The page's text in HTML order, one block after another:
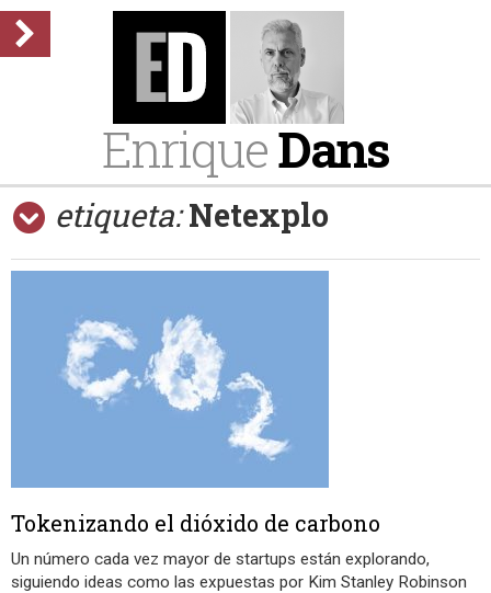
EnriqueDans
etiqueta: Netexplo
Tokenizando el dióxido de carbono
Un número cada vez mayor de startups están explorando,
siguiendo ideas como las expuestas por Kim Stanley Robinson